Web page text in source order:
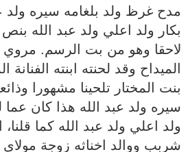
مدح غرظ ولد بلغامه سيره ولد
بكار ولد اعلي ولد عبد الله
لاحقا وهو من بت الرسم. مروي
الميداح وقد لحنته ابنته الفنانة
بنت المختار تلحينا مشهورا
سيره ولد عبد الله هذا كان عما
ولد اعلي ولد عبد الله كما
شربب ووالد اخناثه زوجة